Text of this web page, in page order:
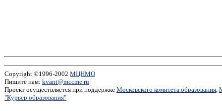
Copyright ©1996-2002 МЦНМО
Пишите нам: kvant@mccme.ru
Проект осуществляется при поддержке Московского комитета образования,
"Курьер образования"